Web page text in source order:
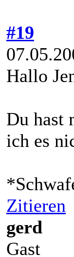
#19
Hallo
Du hast
ich es
Zitieren
gerd
Gast